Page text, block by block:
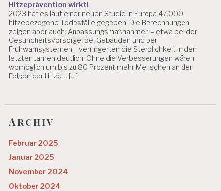
Hitzeprävention wirkt!
2023 hat es laut einer neuen Studie in Europa 47.000
hitzebezogene Todesfälle gegeben. Die Berechnungen
zeigen aber auch: Anpassungsmaßnahmen – etwa bei der
Gesundheitsvorsorge, bei Gebäuden und bei
Frühwarnsystemen – verringerten die Sterblichkeit in den
letzten Jahren deutlich. Ohne die Verbesserungen wären
womöglich um bis zu 80 Prozent mehr Menschen an den
Folgen der Hitze… […]
Archiv
Februar 2025
Januar 2025
November 2024
Oktober 2024